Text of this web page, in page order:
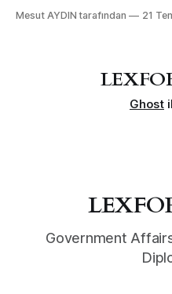
— sınır ötesi
Mesut AYDIN tarafından 21
Ghost
Government